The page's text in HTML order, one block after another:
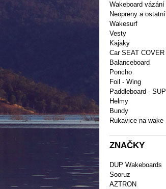
Wakeboard vázání
Neopreny a ostatní
Wakesurf
Vesty
Kajaky
Car SEAT COVER
Balanceboard
Poncho
Foil - Wing
Paddleboard - SUP
Helmy
Bundy
Rukavice na wake
ZNAČKY
DUP Wakeboards
Sooruz
AZTRON